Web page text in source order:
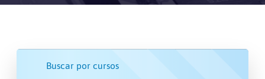
Buscar por cursos